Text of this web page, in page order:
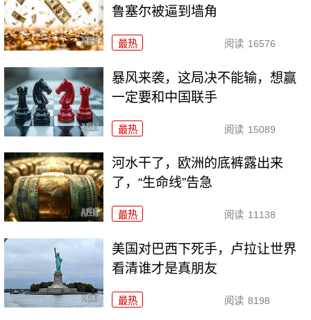
鲁塞尔被逼到墙角
最热 阅读 16576
暴风来袭，这局决不能输，想赢
一定要和中国联手
最热 阅读 15089
河水干了，欧洲的底裤露出来
了，“生命线”告急
最热 阅读 11138
美国对巴西下死手，卢拉让世界
看清谁才是真朋友
最热 阅读 8198